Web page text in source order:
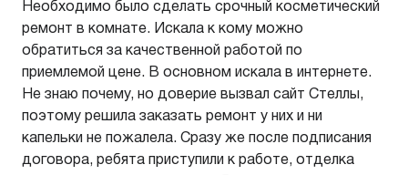
Необходимо было сделать срочный косметический
ремонт в комнате. Искала к кому можно
обратиться за качественной работой по
приемлемой цене. В основном искала в интернете.
Не знаю почему, но доверие вызвал сайт Стеллы,
поэтому решила заказать ремонт у них и ни
капельки не пожалела. Сразу же после подписания
договора, ребята приступили к работе, отделка